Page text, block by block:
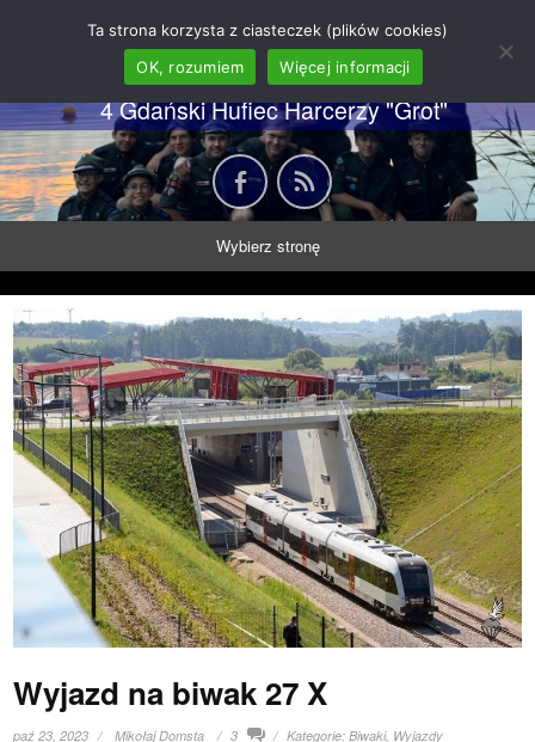
62 GDH "Orkan" im. gen.
Stanisława Sosabowskiego
4 Gdański Hufiec Harcerzy "Grot"
Wybierz stronę
Wyjazd na biwak 27 X
paź 23, 2023 Mikołaj Domsta 3 Kategorie:Biwaki, Wyjazdy
Ta strona korzysta z ciasteczek (plików cookies)
OK, rozumiem
Więcej informacji